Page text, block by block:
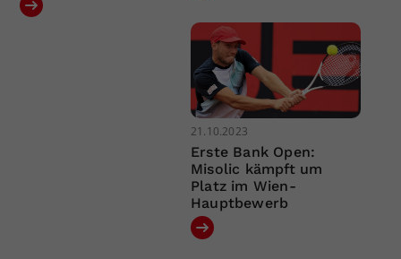
21.10.2023
Erste Bank Open:
Misolic kämpft um
Platz im Wien-
Hauptbewerb